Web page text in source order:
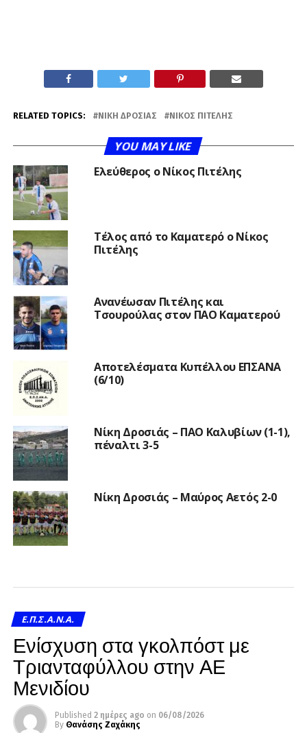
RELATED TOPICS: ΝΊΚΗ ΔΡΟΣΙΆΣ ΝΊΚΟΣ ΠΙΤΈΛΗΣ
YOU MAY LIKE
Ελεύθερος ο Νίκος Πιτέλης
Τέλος από το Καματερό ο Νίκος
Πιτέλης
Ανανέωσαν Πιτέλης και
Τσουρούλας στον ΠΑΟ Καματερού
Αποτελέσματα Κυπέλλου ΕΠΣΑΝΑ
(6/10)
Νίκη Δροσιάς – ΠΑΟ Καλυβίων (1-1),
πέναλτι 3-5
Νίκη Δροσιάς – Μαύρος Αετός 2-0
Ε.Π.Σ.Α.Ν.Α.
Ενίσχυση στα γκολπόστ με
Τριανταφύλλου στην ΑΕ
Μενιδίου
Published 2 ημέρες ago on 06/08/2026
By Θανάσης Ζαχάκης